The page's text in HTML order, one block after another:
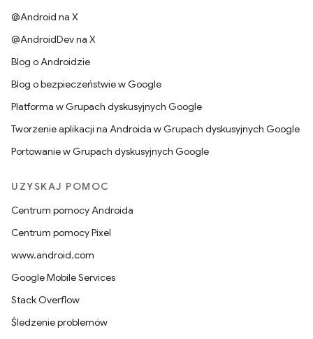
@Android na X
@AndroidDev na X
Blog o Androidzie
Blog o bezpieczeństwie w Google
Platforma w Grupach dyskusyjnych Google
Tworzenie aplikacji na Androida w Grupach dyskusyjnych Google
Portowanie w Grupach dyskusyjnych Google
UZYSKAJ POMOC
Centrum pomocy Androida
Centrum pomocy Pixel
www.android.com
Google Mobile Services
Stack Overflow
Śledzenie problemów